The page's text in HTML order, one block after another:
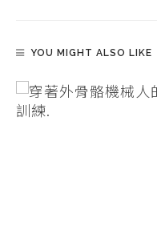
YOU MIGHT ALSO LIKE